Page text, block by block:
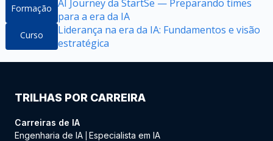
Formação AI Journey da StartSe — Preparando times
para a era da IA
Curso
Liderança na era da IA: Fundamentos e visão
estratégica​
TRILHAS POR CARREIRA
Carreiras de IA
Engenharia de IA Especialista em IA